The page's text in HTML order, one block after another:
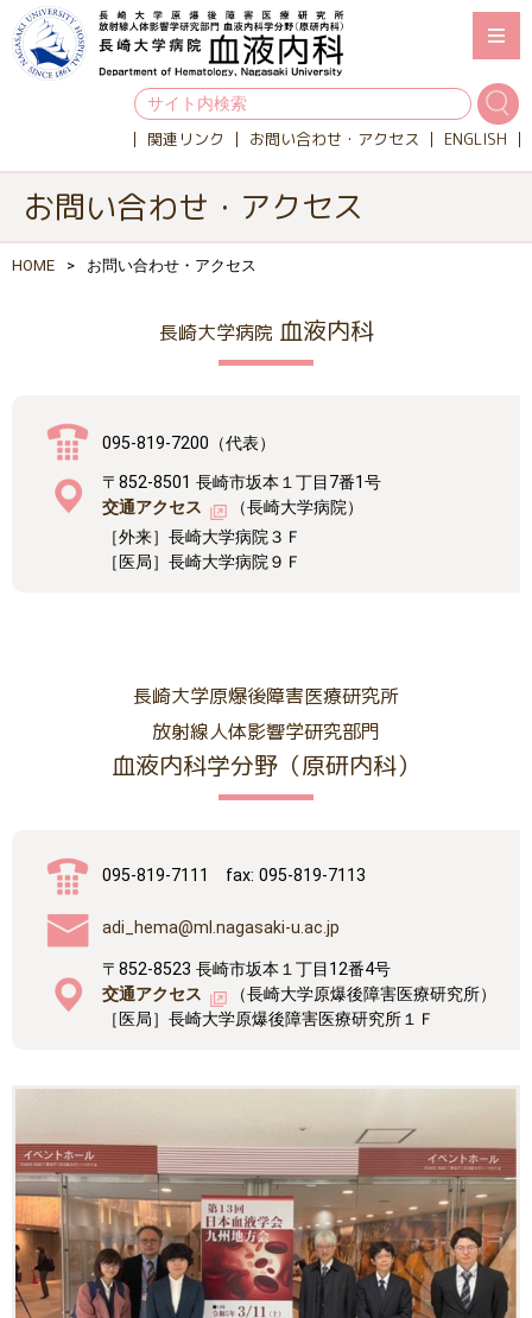
関連リンク お問い合わせ・アクセス ENGLISH
お問い合わせ・アクセス
HOME お問い合わせ・アクセス
長崎大学病院 血液内科
095-819-7200（代表）
〒852-8501 長崎市坂本１丁目7番1号
交通アクセス
（長崎大学病院）
［外来］長崎大学病院３Ｆ
［医局］長崎大学病院９Ｆ
長崎大学原爆後障害医療研究所
放射線人体影響学研究部門
血液内科学分野（原研内科）
095-819-7111 fax: 095-819-7113
adi_hema@ml.nagasaki-u.ac.jp
〒852-8523 長崎市坂本１丁目12番4号
交通アクセス
（長崎大学原爆後障害医療研究所）
［医局］長崎大学原爆後障害医療研究所１Ｆ